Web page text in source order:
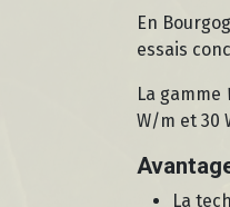
En
essais
La gamme
W/m et 30
La